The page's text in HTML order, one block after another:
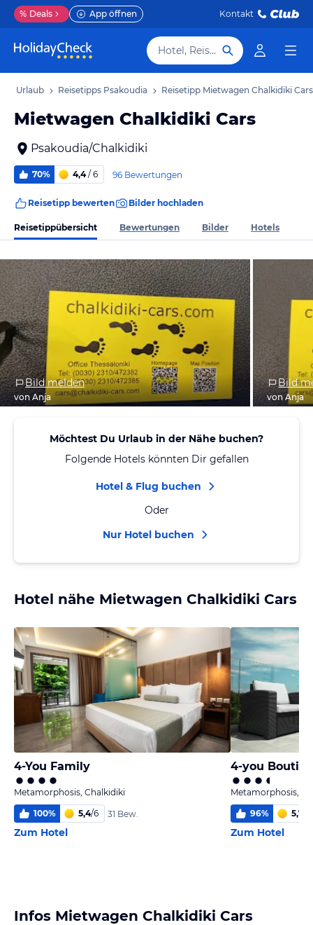
% Deals App öffnen Kontakt
Hotel, Reiseziel
Urlaub Reisetipps Psakoudia Reisetipp Mietwagen Chalkidiki Cars
Mietwagen Chalkidiki Cars
Psakoudia/Chalkidiki
70% 4,4/ 6 96 Bewertungen
Reisetipp bewerten Bilder hochladen
Reisetippübersicht Bewertungen Bilder Hotels
Bild melden
von Anja
Bild
von Anja
Möchtest Du Urlaub in der Nähe buchen?
Folgende Hotels könnten Dir gefallen
Hotel & Flug buchen
Oder
Nur Hotel buchen
Hotel nähe Mietwagen Chalkidiki Cars
4-You Family
Metamorphosis, Chalkidiki
100% 5,4/6 31 Bew.
Zum Hotel
4-you
Metamorphosis,
96% 5,7
Zum Hotel
Infos Mietwagen Chalkidiki Cars